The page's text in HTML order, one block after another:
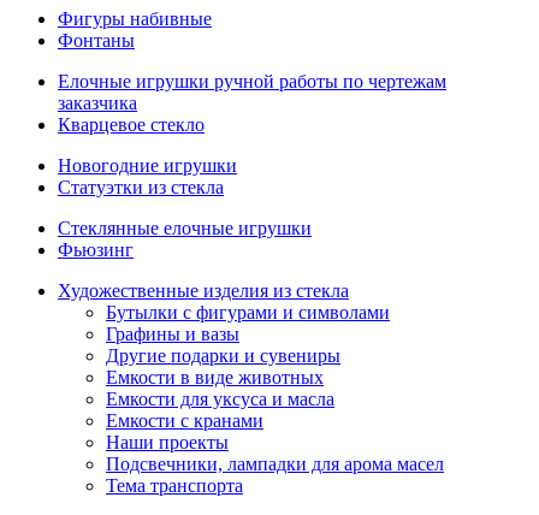
Фигуры набивные
Фонтаны
Елочные игрушки ручной работы по чертежам
заказчика
Кварцевое стекло
Новогодние игрушки
Статуэтки из стекла
Стеклянные елочные игрушки
Фьюзинг
Художественные изделия из стекла
Бутылки с фигурами и символами
Графины и вазы
Другие подарки и сувениры
Емкости в виде животных
Емкости для уксуса и масла
Емкости с кранами
Наши проекты
Подсвечники, лампадки для арома масел
Тема транспорта